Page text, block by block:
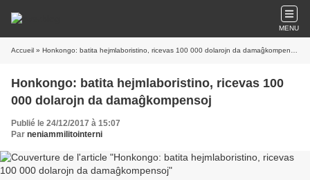
MENU
Accueil » Honkongo: batita hejmlaboristino, ricevas 100 000 dolarojn da damaĝkompensoj
Honkongo: batita hejmlaboristino, ricevas 100
000 dolarojn da damaĝkompensoj
Publié le 24/12/2017 à 15:07
Par neniammilitointerni